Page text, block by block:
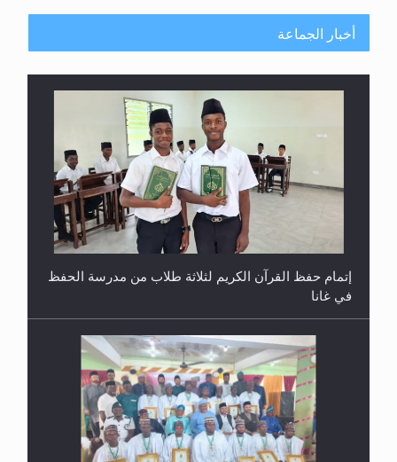
أخبار الجماعة
إتمام حفظ القرآن الكريم لثلاثة طلاب من مدرسة الحفظ
في غانا